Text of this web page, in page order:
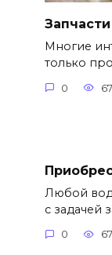
Многие
только
0
Любой
с задачей
0